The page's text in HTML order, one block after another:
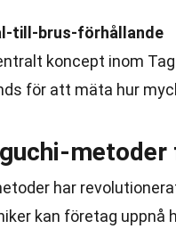
till-brus-förhållande
koncept inom
för att mäta hur
har
kan företag uppnå